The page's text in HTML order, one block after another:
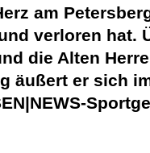
am
verloren hat.
die Alten
äußert er sich